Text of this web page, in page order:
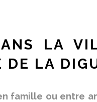
LA
DE LA
famille ou entre